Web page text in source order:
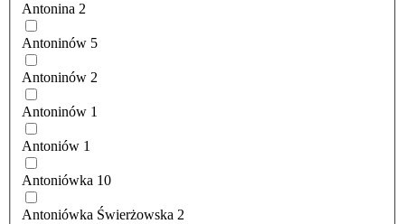
Antonina 2
Antoninów 5
Antoninów 2
Antoninów 1
Antoniów 1
Antoniówka 10
Antoniówka Świerżowska 2